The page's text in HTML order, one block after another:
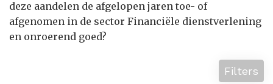
deze aandelen de afgelopen jaren toe- of
afgenomen in de sector Financiële dienstverlening
en onroerend goed?
Filters